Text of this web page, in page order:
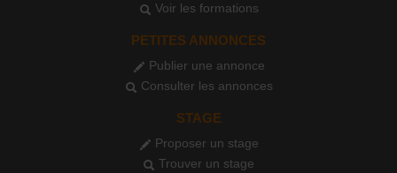
Voir les formations
PETITES ANNONCES
Publier une annonce
Consulter les annonces
STAGE
Proposer un stage
Trouver un stage